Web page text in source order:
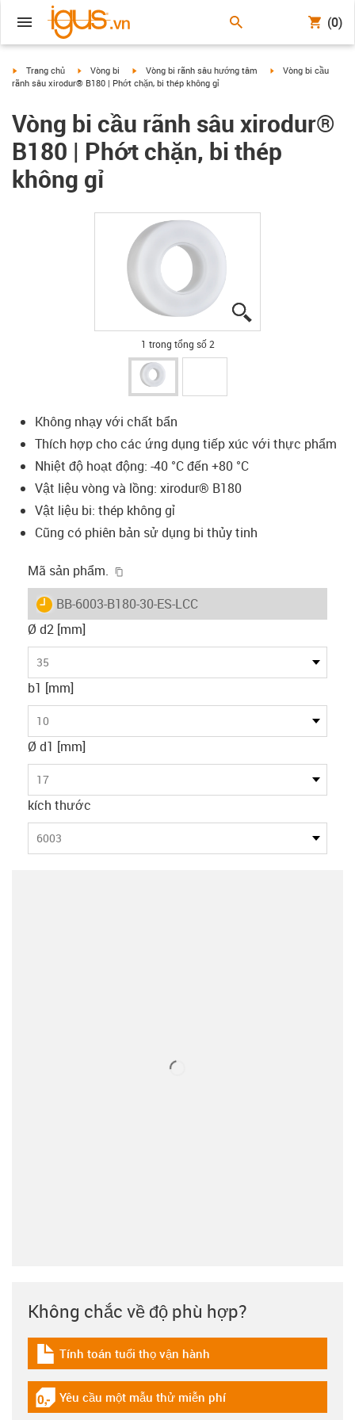
(0)
igus-icon-arrow-right
Trang chủ igus-icon-arrow-right
Vòng bi igus-icon-arrow-right
Vòng bi rãnh sâu hướng tâm igus-icon-arrow-right
Vòng bi cầu
rãnh sâu xirodur® B180 | Phớt chặn, bi thép không gỉ
Vòng bi cầu rãnh sâu xirodur®
B180 | Phớt chặn, bi thép
không gỉ
1 trong tổng số 2
Không nhạy với chất bẩn
Thích hợp cho các ứng dụng tiếp xúc với thực phẩm
Nhiệt độ hoạt động: -40 °C đến +80 °C
Vật liệu vòng và lồng: xirodur® B180
Vật liệu bi: thép không gỉ
Cũng có phiên bản sử dụng bi thủy tinh
Mã sản phẩm.
igus-icon-lieferzeit
BB-6003-B180-30-ES-LCC
Ø d2 [mm]
35
b1 [mm]
10
Ø d1 [mm]
17
kích thước
6003
Không chắc về độ phù hợp?
igus-icon-download-plan
Tính toán tuổi thọ vận hành
igus-icon-gratismuster
Yêu cầu một mẫu thử miễn phí